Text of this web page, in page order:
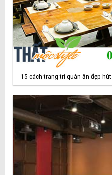
15 cách trang trí quán ăn đẹp